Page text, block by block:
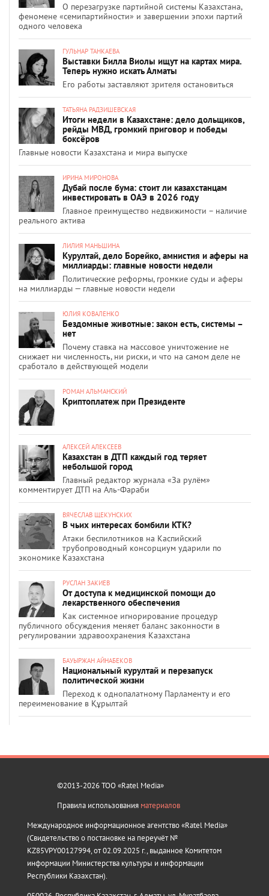
О перезагрузке партийной системы Казахстана,
феномене «семипартийности» и завершении эпохи партий
одного человека
ГУЛЬНАР ТАНКАЕВА
Выставки Билла Виолы ищут на картах мира.
Теперь нужно искать Алматы
Его работы заставляют зрителя остановиться
ТАТЬЯНА РАДЗИШЕВСКАЯ
Итоги недели в Казахстане: дело дольщиков,
рейды МВД, громкий приговор и победы
боксёров
Главные новости Казахстана и мира выпуске
ИРИНА МИРОНОВА
Дубай после бума: стоит ли казахстанцам
инвестировать в ОАЭ в 2026 году
Главное преимущество недвижимости – наличие
реального актива
ЛИЛИЯ МАНЬШИНА
Курултай, дело Борейко, амнистия и аферы на
миллиарды: главные новости недели
Политические реформы, громкие суды и аферы
на миллиарды — главные новости недели
ЮЛИЯ КОВАЛЕНКО
Бездомные животные: закон есть, системы –
нет
Почему ставка на массовое уничтожение не
снижает ни численность, ни риски, и что на самом деле не
сработало в действующей модели
РОМАН АЛЬМАНСКИЙ
Криптоплатеж при Президенте
АЛЕКСЕЙ АЛЕКСЕЕВ
Казахстан в ДТП каждый год теряет
небольшой город
Главный редактор журнала «За рулём»
комментирует ДТП на Аль-Фараби
ВЯЧЕСЛАВ ЩЕКУНСКИХ
В чьих интересах бомбили КТК?
Атаки беспилотников на Каспийский
трубопроводный консорциум ударили по
экономике Казахстана
РУСЛАН ЗАКИЕВ
От доступа к медицинской помощи до
лекарственного обеспечения
Как системное игнорирование процедур
публичного обсуждения меняет баланс законности в
регулировании здравоохранения Казахстана
БАУЫРЖАН АЙНАБЕКОВ
Национальный курултай и перезапуск
политической жизни
Переход к однопалатному Парламенту и его
переименование в Құрылтай
©2013-2026 ТОО «Ratel Media»
Правила использования материалов
Международное информационное агентство «Ratel Media»
(Свидетельство о постановке на переучёт №
KZ85VPY00127994, от 02.09.2025 г., выданное Комитетом
информации Министерства культуры и информации
Республики Казахстан).